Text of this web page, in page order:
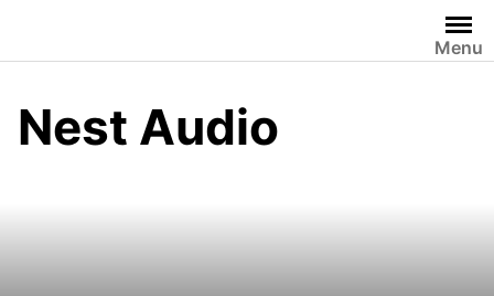
contenido
Menu
Nest Audio